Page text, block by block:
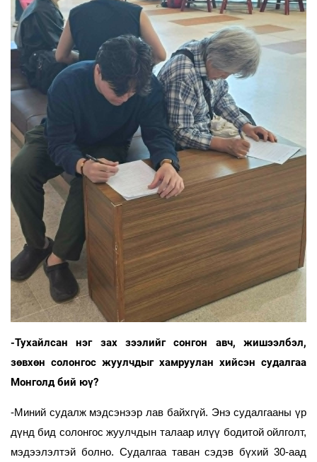
-Тухайлсан нэг зах зээлийг сонгон авч, жишээлбэл,
зөвхөн солонгос жуулчдыг хамруулан хийсэн судалгаа
Монголд бий юү?
-Миний судалж мэдсэнээр лав байхгүй. Энэ судалгааны үр
дүнд бид солонгос жуулчдын талаар илүү бодитой ойлголт,
мэдээлэлтэй болно. Судалгаа таван сэдэв бүхий 30-аад